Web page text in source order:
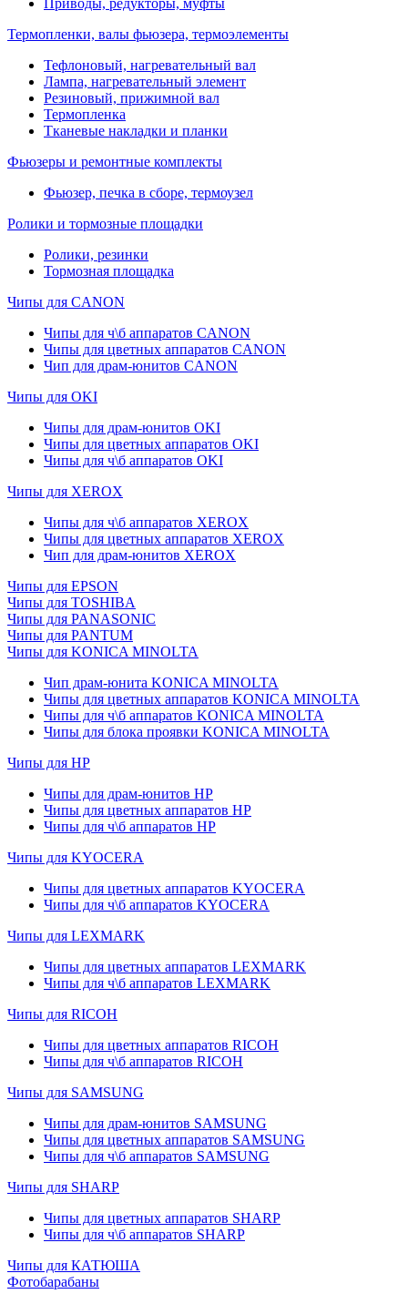
Приводы, редукторы, муфты
Термопленки, валы фьюзера, термоэлементы
Тефлоновый, нагревательный вал
Лампа, нагревательный элемент
Резиновый, прижимной вал
Термопленка
Тканевые накладки и планки
Фьюзеры и ремонтные комплекты
Фьюзер, печка в сборе, термоузел
Ролики и тормозные площадки
Ролики, резинки
Тормозная площадка
Чипы для CANON
Чипы для ч\б аппаратов CANON
Чипы для цветных аппаратов CANON
Чип для драм-юнитов CANON
Чипы для OKI
Чипы для драм-юнитов OKI
Чипы для цветных аппаратов OKI
Чипы для ч\б аппаратов OKI
Чипы для XEROX
Чипы для ч\б аппаратов XEROX
Чипы для цветных аппаратов XEROX
Чип для драм-юнитов XEROX
Чипы для EPSON
Чипы для TOSHIBA
Чипы для PANASONIC
Чипы для PANTUM
Чипы для KONICA MINOLTA
Чип драм-юнита KONICA MINOLTA
Чипы для цветных аппаратов KONICA MINOLTA
Чипы для ч\б аппаратов KONICA MINOLTA
Чипы для блока проявки KONICA MINOLTA
Чипы для HP
Чипы для драм-юнитов HP
Чипы для цветных аппаратов HP
Чипы для ч\б аппаратов HP
Чипы для KYOCERA
Чипы для цветных аппаратов KYOCERA
Чипы для ч\б аппаратов KYOCERA
Чипы для LEXMARK
Чипы для цветных аппаратов LEXMARK
Чипы для ч\б аппаратов LEXMARK
Чипы для RICOH
Чипы для цветных аппаратов RICOH
Чипы для ч\б аппаратов RICOH
Чипы для SAMSUNG
Чипы для драм-юнитов SAMSUNG
Чипы для цветных аппаратов SAMSUNG
Чипы для ч\б аппаратов SAMSUNG
Чипы для SHARP
Чипы для цветных аппаратов SHARP
Чипы для ч\б аппаратов SHARP
Чипы для КАТЮША
Фотобарабаны